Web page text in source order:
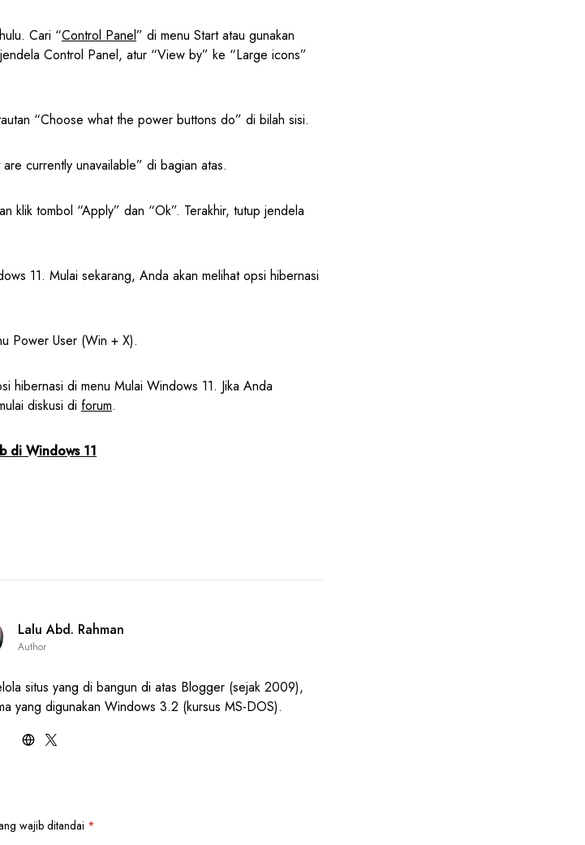
Cari “Control Panel” di menu Start atau gunakan
Control Panel, atur “View by” ke “Large icons”
“Choose what the power buttons do” di bilah sisi.
currently unavailable” di bagian atas.
klik tombol “Apply” dan “Ok”. Terakhir, tutup jendela
11. Mulai sekarang, Anda akan melihat opsi hibernasi
Power User (Win + X).
hibernasi di menu Mulai Windows 11. Jika Anda
diskusi di forum.
di Windows 11
Lalu Abd. Rahman
Author
situs yang di bangun di atas Blogger (sejak 2009),
yang digunakan Windows 3.2 (kursus MS-DOS).
wajib ditandai *